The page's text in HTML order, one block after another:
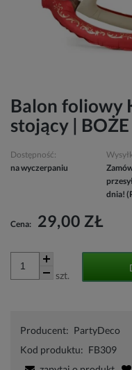
Balon foliowy
stojący |
Dostępność:
na wyczerpaniu
dnia!
Cena: 29,00 ZŁ
szt.
Producent: PartyDeco
Kod produktu: FB309